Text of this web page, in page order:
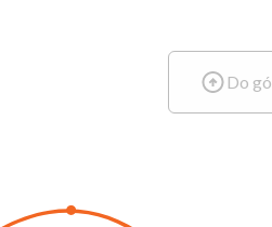
Do